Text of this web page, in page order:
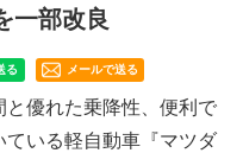
一部改良
メールで送る
優れた乗降性、便利で
いる軽自動車『マツダ